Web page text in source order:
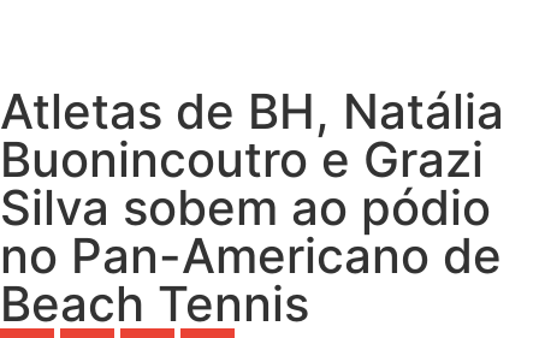
Atletas de BH, Natália
Buonincoutro e Grazi
Silva sobem ao pódio
no Pan-Americano de
Beach Tennis